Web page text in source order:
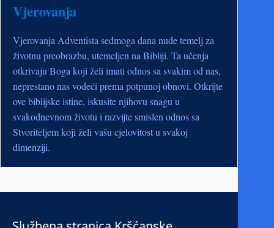
Vjerovanja
Vjerovanja Adventista sedmoga dana nude temelj za
životnu preobrazbu, utemeljen na Bibliji. Ta učenja
otkrivaju Boga koji želi imati odnos sa svakim od nas,
neprestano nas vodeći prema potpunoj obnovi. Otkrijte
ove biblijske istine, iskusite njihovu snagu u
svakodnevnom životu i razvijte smislen odnos sa
Stvoriteljem koji želi vašu cjelovitost u svakoj
dimenziji.